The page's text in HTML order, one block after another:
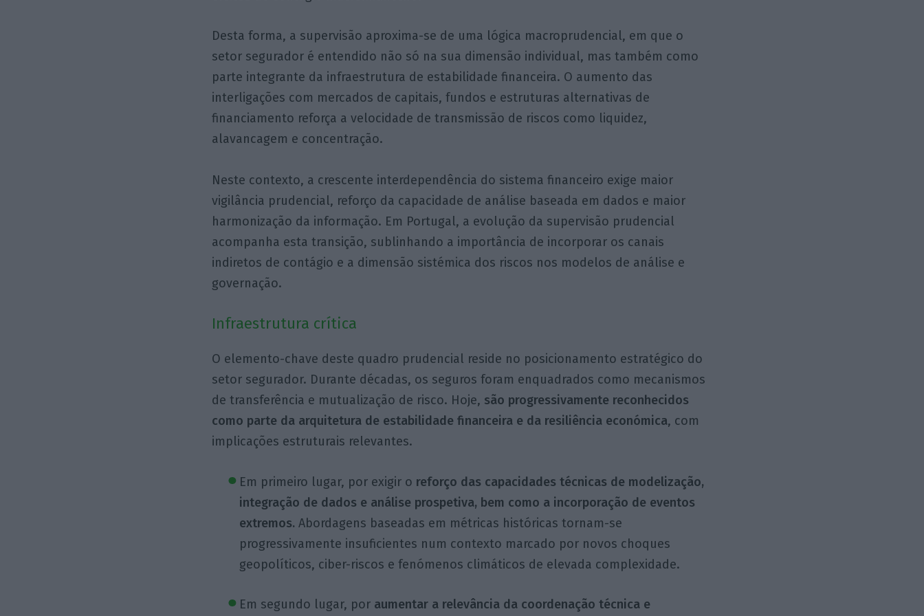
Desta forma, a supervisão aproxima-se de uma lógica macroprudencial, em que o
setor segurador é entendido não só na sua dimensão individual, mas também como
parte integrante da infraestrutura de estabilidade financeira. O aumento das
interligações com mercados de capitais, fundos e estruturas alternativas de
financiamento reforça a velocidade de transmissão de riscos como liquidez,
alavancagem e concentração.
Neste contexto, a crescente interdependência do sistema financeiro exige maior
vigilância prudencial, reforço da capacidade de análise baseada em dados e maior
harmonização da informação. Em Portugal, a evolução da supervisão prudencial
acompanha esta transição, sublinhando a importância de incorporar os canais
indiretos de contágio e a dimensão sistémica dos riscos nos modelos de análise e
governação.
Infraestrutura crítica
O elemento-chave deste quadro prudencial reside no posicionamento estratégico do
setor segurador. Durante décadas, os seguros foram enquadrados como mecanismos
de transferência e mutualização de risco. Hoje, são progressivamente reconhecidos
como parte da arquitetura de estabilidade financeira e da resiliência económica, com
implicações estruturais relevantes.
Em primeiro lugar, por exigir o reforço das capacidades técnicas de modelização,
integração de dados e análise prospetiva, bem como a incorporação de eventos
extremos. Abordagens baseadas em métricas históricas tornam-se
progressivamente insuficientes num contexto marcado por novos choques
geopolíticos, ciber-riscos e fenómenos climáticos de elevada complexidade.
Em segundo lugar, por aumentar a relevância da coordenação técnica e